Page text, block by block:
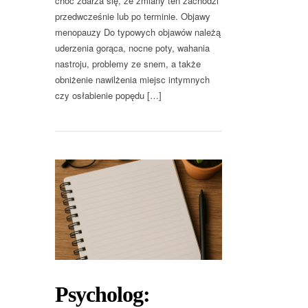
przedwcześnie lub po terminie. Objawy
menopauzy Do typowych objawów należą
uderzenia gorąca, nocne poty, wahania
nastroju, problemy ze snem, a także
obniżenie nawilżenia miejsc intymnych
czy osłabienie popędu […]
Psycholog: